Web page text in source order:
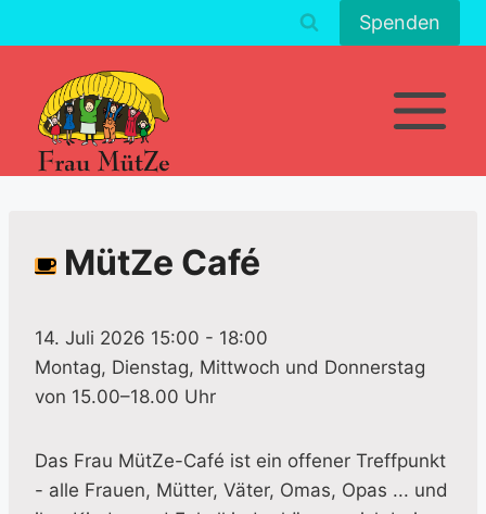
Inhalt
Spenden
MütZe Café
14. Juli 2026 15:00 - 18:00
Montag, Dienstag, Mittwoch und Donnerstag
von 15.00–18.00 Uhr
Das Frau MütZe-Café ist ein offener Treffpunkt
- alle Frauen, Mütter, Väter, Omas, Opas ... und